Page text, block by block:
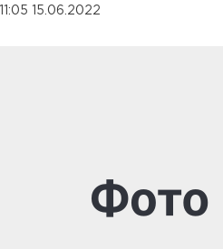
11:05 15.06.2022